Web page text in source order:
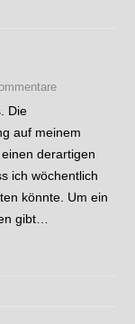
Die
auf meinem
derartigen
ich wöchentlich
könnte. Um ein
gibt…